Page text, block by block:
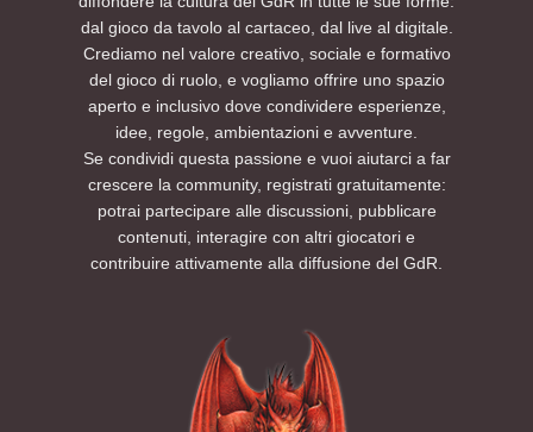
dal gioco da tavolo al cartaceo, dal live al digitale.
Crediamo nel valore creativo, sociale e formativo
del gioco di ruolo, e vogliamo offrire uno spazio
aperto e inclusivo dove condividere esperienze,
idee, regole, ambientazioni e avventure.
Se condividi questa passione e vuoi aiutarci a far
crescere la community, registrati gratuitamente:
potrai partecipare alle discussioni, pubblicare
contenuti, interagire con altri giocatori e
contribuire attivamente alla diffusione del GdR.